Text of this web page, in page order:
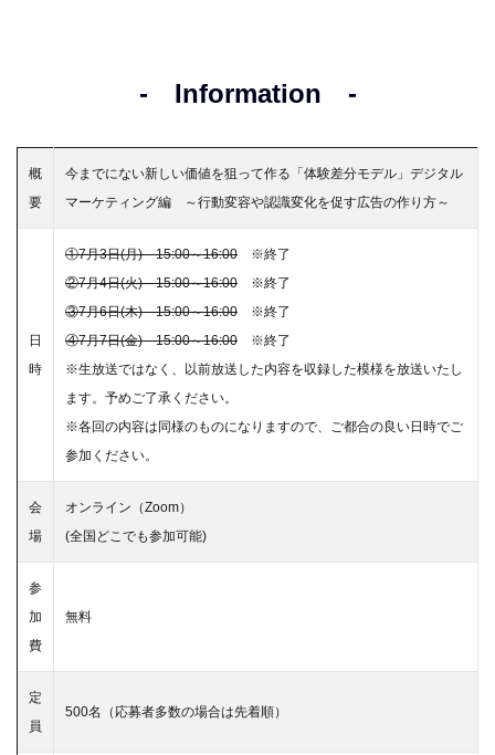
- Information -
概
要
今までにない新しい価値を狙って作る「体験差分モデル」デジタル
マーケティング編 ～行動変容や認識変化を促す広告の作り方～
日
時
①7月3日(月) 15:00～16:00 ※終了
②7月4日(火) 15:00～16:00 ※終了
③7月6日(木) 15:00～16:00 ※終了
④7月7日(金) 15:00～16:00 ※終了
※生放送ではなく、以前放送した内容を収録した模様を放送いたし
ます。予めご了承ください。
※各回の内容は同様のものになりますので、ご都合の良い日時でご
参加ください。
会
場
オンライン（Zoom）
(全国どこでも参加可能)
参
加
費
無料
定
員
500名（応募者多数の場合は先着順）